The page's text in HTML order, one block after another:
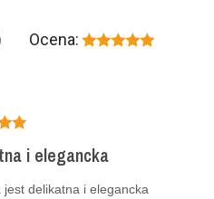
Ocena:
i elegancka
jest delikatna i elegancka